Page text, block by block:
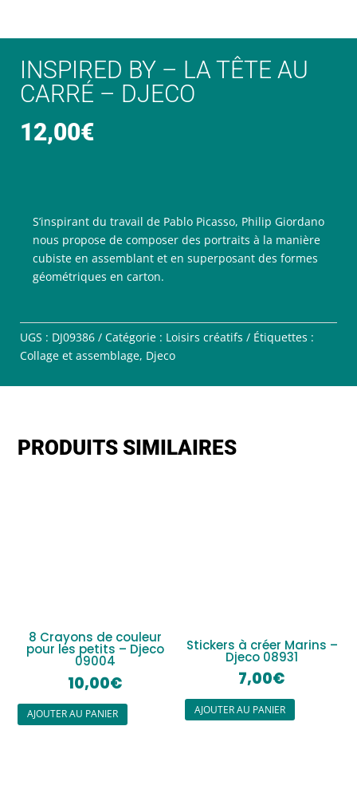
INSPIRED BY – LA TÊTE AU
CARRÉ – DJECO
12,00€
S’inspirant du travail de Pablo Picasso, Philip Giordano
nous propose de composer des portraits à la manière
cubiste en assemblant et en superposant des formes
géométriques en carton.
UGS : DJ09386 Catégorie : Loisirs créatifs
Étiquettes :
Collage et assemblage, Djeco
PRODUITS SIMILAIRES
8 Crayons de couleur
pour les petits – Djeco
09004
10,00€
AJOUTER AU PANIER
Stickers à créer Marins –
Djeco 08931
7,00€
AJOUTER AU PANIER